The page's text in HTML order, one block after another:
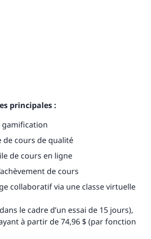
principales :
gamification
de cours de qualité
de cours en ligne
de cours
collaboratif via une classe virtuelle
le cadre d’un essai de 15 jours),
à partir de 74,96 $ (par fonction